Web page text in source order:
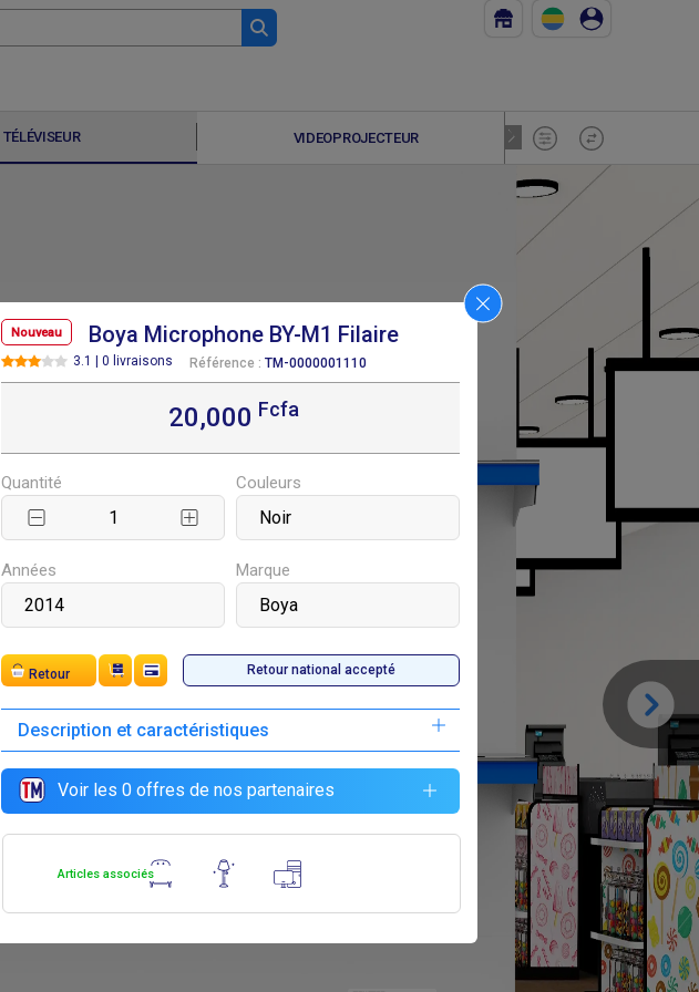
Nouveau Boya Microphone BY-M1 Filaire
3.1 | 0 livraisons Référence : TM-0000001110
20,000 Fcfa
Quantité Couleurs
Années Marque
Retour Retour national accepté
Description et caractéristiques
Voir les 0 offres de nos partenaires
Articles associés
TÉLÉVISEUR VIDEOPROJECTEUR
110 000 80 000